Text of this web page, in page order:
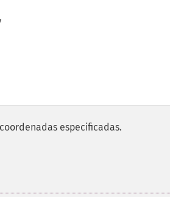
,
especificadas.